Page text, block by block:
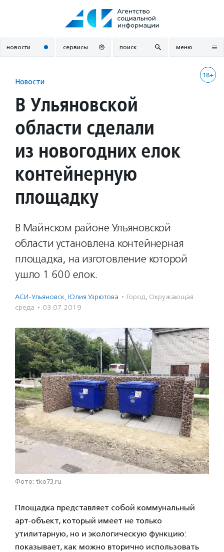
новости сервисы поиск меню
18+
Новости
В Ульяновской
области сделали
из новогодних елок
контейнерную
площадку
В Майнском районе Ульяновской
области установлена контейнерная
площадка, на изготовление которой
ушло 1 600 елок.
АСИ-Ульяновск, Юлия Узрютова · Город, Окружающая
среда · 03.07.2019
Фото: tko73.ru
Площадка представляет собой коммунальный
арт-объект, который имеет не только
утилитарную, но и экологическую функцию:
показывает, как можно вторично использовать